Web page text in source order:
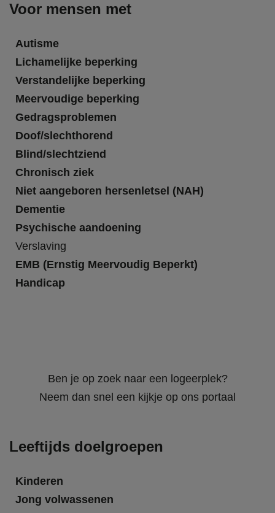
Voor mensen met
Autisme
Lichamelijke beperking
Verstandelijke beperking
Meervoudige beperking
Gedragsproblemen
Doof/slechthorend
Blind/slechtziend
Chronisch ziek
Niet aangeboren hersenletsel (NAH)
Dementie
Psychische aandoening
Verslaving
EMB (Ernstig Meervoudig Beperkt)
Handicap
Ben je op zoek naar een logeerplek?
Neem dan snel een kijkje op ons portaal
Leeftijds doelgroepen
Kinderen
Jong volwassenen